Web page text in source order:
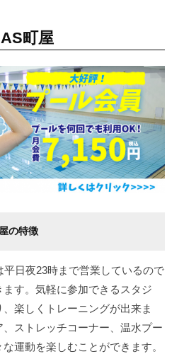
町屋
の特徴
日夜23時まで営業しているので
す。気軽に参加できるスタジ
楽しくトレーニングが出来ま
ストレッチコーナー、温水プー
運動を楽しむことができます。